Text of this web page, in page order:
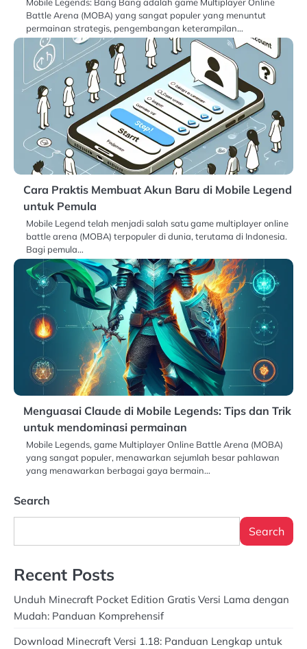
Battle Arena (MOBA) yang sangat populer yang menuntut
permainan strategis, pengembangan keterampilan…
Cara Praktis Membuat Akun Baru di Mobile Legend
untuk Pemula
Mobile Legend telah menjadi salah satu game multiplayer online
battle arena (MOBA) terpopuler di dunia, terutama di Indonesia.
Bagi pemula…
Menguasai Claude di Mobile Legends: Tips dan Trik
untuk mendominasi permainan
Mobile Legends, game Multiplayer Online Battle Arena (MOBA)
yang sangat populer, menawarkan sejumlah besar pahlawan
yang menawarkan berbagai gaya bermain…
Search
Search
Recent Posts
Unduh Minecraft Pocket Edition Gratis Versi Lama dengan
Mudah: Panduan Komprehensif
Download Minecraft Versi 1.18: Panduan Lengkap untuk